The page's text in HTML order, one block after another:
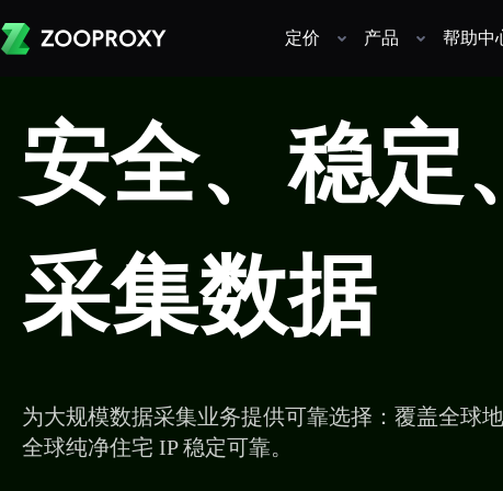
定价 产品 帮助中
安全、稳定
采集数据
为大规模数据采集业务提供可靠选择：覆盖全球
全球纯净住宅 IP 稳定可靠。